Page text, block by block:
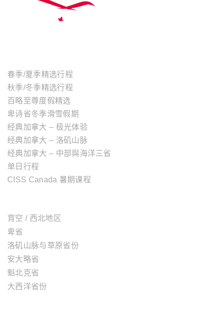
春季/夏季精选行程
秋季/冬季精选行程
百略至尊度假精选
卑诗省冬季滑雪假期
经典加拿大 – 极光体验
经典加拿大 – 洛矶山脉
经典加拿大 – 中部與海洋三省
单日行程
CISS Canada 暑期课程
育空 / 西北地区
卑省
洛矶山脉与草原省份
安大略省
魁北克省
大西洋省份